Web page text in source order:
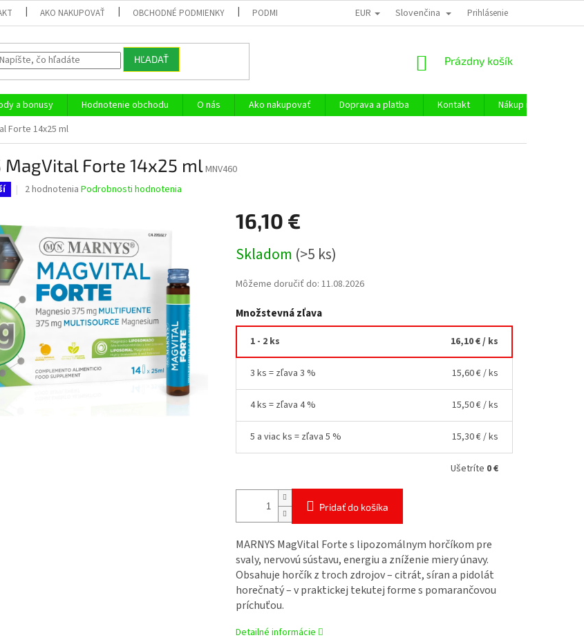
AKO NAKUPOVAŤ OBCHODNÉ PODMIENKY PODMIENKY OCHRANY OSOBNÝCH ÚDAJOV DOPRAVA A PLATBA
EUR Slovenčina Prihlásenie
HĽADAŤ
NÁKUPNÝ
Prázdny košík
a bonusy Hodnotenie obchodu O nás Ako nakupovať Doprava a platba Kontakt
Nákup na firmu
Forte 14x25 ml
MagVital Forte 14x25 mlMNV460
Priemerné
hviezdičiek.
2 hodnotenia Podrobnosti hodnotenia
16,10 €
cena:
Skladom (>5 ks)
Môžeme doručiť do: 11.08.2026
Množstevná zľava
1 - 2 ks 16,10 €/ ks
3 ks = zľava 3 % 15,60 €/ ks
4 ks = zľava 4 % 15,50 €/ ks
5 a viac ks = zľava 5 % 15,30 €/ ks
Ušetríte 0 €
Pridať do košíka
MARNYS MagVital Forte s lipozomálnym horčíkom pre
svaly, nervovú sústavu, energiu a zníženie miery únavy.
Obsahuje horčík z troch zdrojov – citrát, síran a pidolát
horečnatý – v praktickej tekutej forme s pomarančovou
príchuťou.
Detailné informácie